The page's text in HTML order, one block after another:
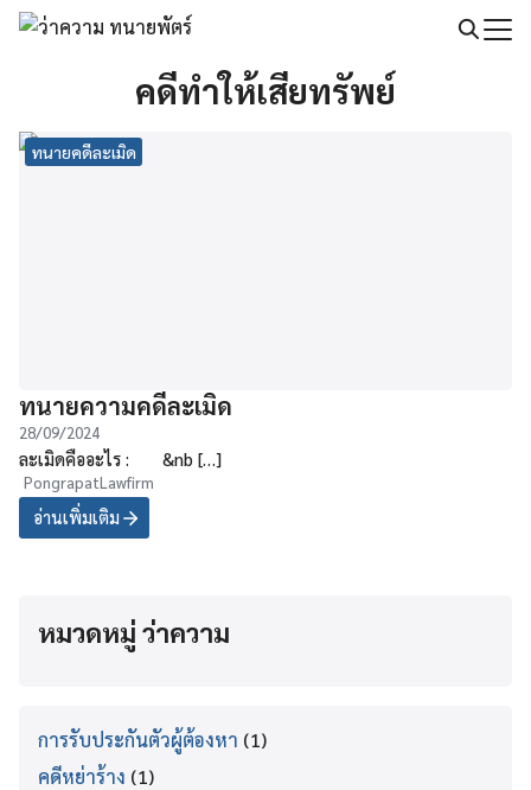
Skip
คดีทำให้เสียทรัพย์
ทนายคดีละเมิด
ทนายความคดีละเมิด
28/09/2024
ละเมิดคืออะไร : &nb […]
PongrapatLawfirm
อ่านเพิ่มเติม
หมวดหมู่ ว่าความ
การรับประกันตัวผู้ต้องหา (1)
คดีหย่าร้าง (1)